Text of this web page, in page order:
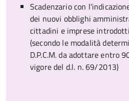
Scadenzario con
dei nuovi obblighi
cittadini e imprese
(secondo le modalità
D.P.C.M. da adottare entro
vigore del d.l. n. 69/2013)